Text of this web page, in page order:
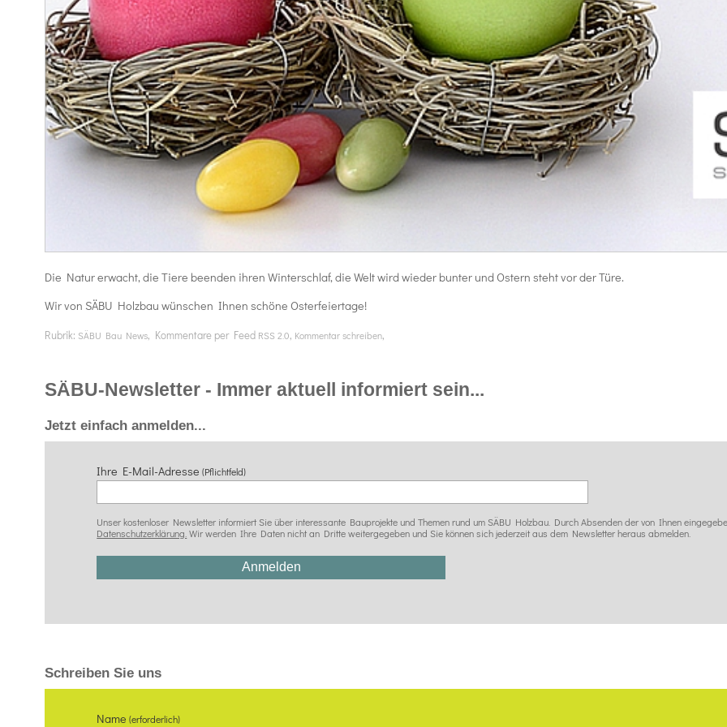
Die Natur erwacht, die Tiere beenden ihren Winterschlaf, die Welt wird wieder bunter und Ostern steht vor der Türe.
Wir von SÄBU Holzbau wünschen Ihnen schöne Osterfeiertage!
Rubrik: SÄBU Bau News, Kommentare per Feed RSS 2.0, Kommentar schreiben,
SÄBU-Newsletter - Immer aktuell informiert sein...
Jetzt einfach anmelden...
Ihre E-Mail-Adresse(Pflichtfeld)
Unser kostenloser Newsletter informiert Sie über interessante Bauprojekte und Themen rund um SÄBU Holzbau. Durch Absenden der von Ihnen
Datenschutzerklärung. Wir werden Ihre Daten nicht an Dritte weitergegeben und Sie können sich jederzeit aus dem Newsletter heraus abmelden.
Schreiben Sie uns
Name(erforderlich)